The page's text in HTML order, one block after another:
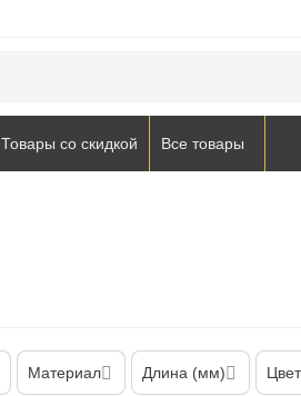
Товары со скидкой Все товары
Материал Длина (мм) Цвет